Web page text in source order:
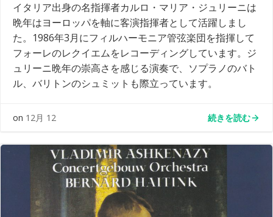
イタリア出身の名指揮者カルロ・マリア・ジュリーニは
晩年はヨーロッパを軸に客演指揮者として活躍しまし
た。1986年3月にフィルハーモニア管弦楽団を指揮して
フォーレのレクイエムをレコーディングしています。ジ
ュリーニ晩年の崇高さを感じる演奏で、ソプラノのバト
ル、バリトンのシュミットも際立っています。
on 12月 12 続きを読む